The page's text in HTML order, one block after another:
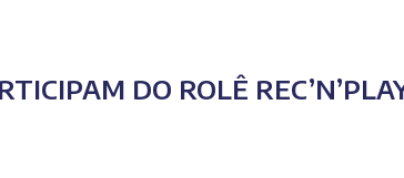
DO ROLÊ